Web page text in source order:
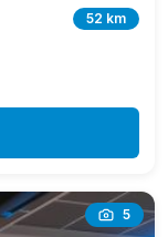
52 km
5